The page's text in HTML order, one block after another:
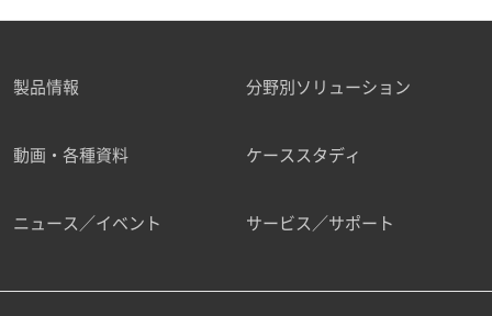
ご勤務先
職種
製品情報 分野別ソリューション
動画・各種資料 ケーススタディ
ニュース／イベント サービス／サポート